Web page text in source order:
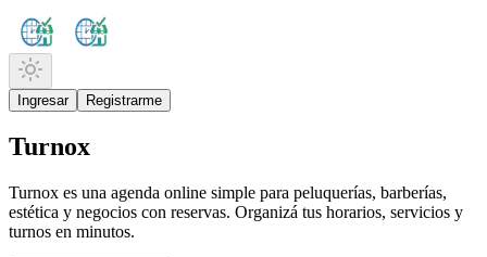
Ingresar Registrarme
Turnox
Turnox es una agenda online simple para peluquerías, barberías,
estética y negocios con reservas. Organizá tus horarios, servicios y
turnos en minutos.